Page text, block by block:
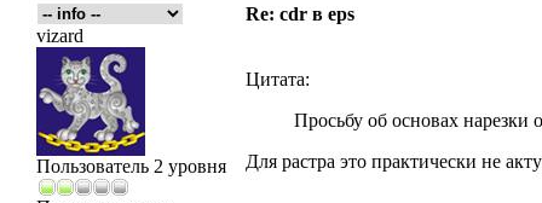
Re: cdr в eps
vizard
Пользователь 2 уровня
Цитата:
Просьбу об основах нарезки
Для растра это практически не